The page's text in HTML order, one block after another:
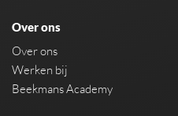
Over ons
Over ons
Werken bij
Beekmans Academy